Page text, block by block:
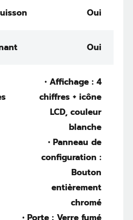
Oui
Oui
• Affichage : 4
chiffres + icône
LCD, couleur
blanche
• Panneau de
configuration :
Bouton
entièrement
chromé
• Porte : Verre fumé